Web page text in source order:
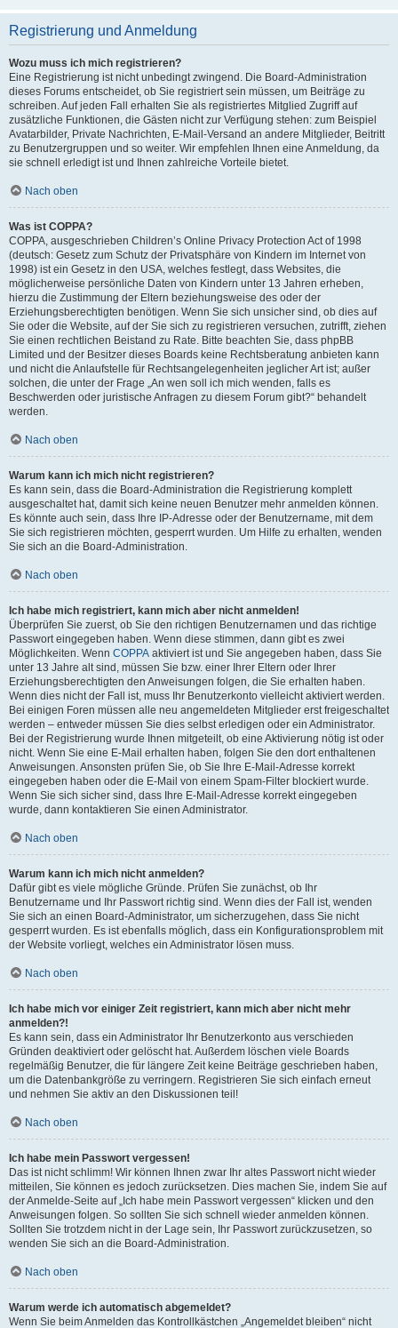
Registrierung und Anmeldung
Wozu muss ich mich registrieren?
Eine Registrierung ist nicht unbedingt zwingend. Die Board-Administration
dieses Forums entscheidet, ob Sie registriert sein müssen, um Beiträge zu
schreiben. Auf jeden Fall erhalten Sie als registriertes Mitglied Zugriff auf
zusätzliche Funktionen, die Gästen nicht zur Verfügung stehen: zum Beispiel
Avatarbilder, Private Nachrichten, E-Mail-Versand an andere Mitglieder, Beitritt
zu Benutzergruppen und so weiter. Wir empfehlen Ihnen eine Anmeldung, da
sie schnell erledigt ist und Ihnen zahlreiche Vorteile bietet.
Nach oben
Was ist COPPA?
COPPA, ausgeschrieben Children’s Online Privacy Protection Act of 1998
(deutsch: Gesetz zum Schutz der Privatsphäre von Kindern im Internet von
1998) ist ein Gesetz in den USA, welches festlegt, dass Websites, die
möglicherweise persönliche Daten von Kindern unter 13 Jahren erheben,
hierzu die Zustimmung der Eltern beziehungsweise des oder der
Erziehungsberechtigten benötigen. Wenn Sie sich unsicher sind, ob dies auf
Sie oder die Website, auf der Sie sich zu registrieren versuchen, zutrifft, ziehen
Sie einen rechtlichen Beistand zu Rate. Bitte beachten Sie, dass phpBB
Limited und der Besitzer dieses Boards keine Rechtsberatung anbieten kann
und nicht die Anlaufstelle für Rechtsangelegenheiten jeglicher Art ist; außer
solchen, die unter der Frage „An wen soll ich mich wenden, falls es
Beschwerden oder juristische Anfragen zu diesem Forum gibt?“ behandelt
werden.
Nach oben
Warum kann ich mich nicht registrieren?
Es kann sein, dass die Board-Administration die Registrierung komplett
ausgeschaltet hat, damit sich keine neuen Benutzer mehr anmelden können.
Es könnte auch sein, dass Ihre IP-Adresse oder der Benutzername, mit dem
Sie sich registrieren möchten, gesperrt wurden. Um Hilfe zu erhalten, wenden
Sie sich an die Board-Administration.
Nach oben
Ich habe mich registriert, kann mich aber nicht anmelden!
Überprüfen Sie zuerst, ob Sie den richtigen Benutzernamen und das richtige
Passwort eingegeben haben. Wenn diese stimmen, dann gibt es zwei
Möglichkeiten. Wenn COPPA aktiviert ist und Sie angegeben haben, dass Sie
unter 13 Jahre alt sind, müssen Sie bzw. einer Ihrer Eltern oder Ihrer
Erziehungsberechtigten den Anweisungen folgen, die Sie erhalten haben.
Wenn dies nicht der Fall ist, muss Ihr Benutzerkonto vielleicht aktiviert werden.
Bei einigen Foren müssen alle neu angemeldeten Mitglieder erst freigeschaltet
werden – entweder müssen Sie dies selbst erledigen oder ein Administrator.
Bei der Registrierung wurde Ihnen mitgeteilt, ob eine Aktivierung nötig ist oder
nicht. Wenn Sie eine E-Mail erhalten haben, folgen Sie den dort enthaltenen
Anweisungen. Ansonsten prüfen Sie, ob Sie Ihre E-Mail-Adresse korrekt
eingegeben haben oder die E-Mail von einem Spam-Filter blockiert wurde.
Wenn Sie sich sicher sind, dass Ihre E-Mail-Adresse korrekt eingegeben
wurde, dann kontaktieren Sie einen Administrator.
Nach oben
Warum kann ich mich nicht anmelden?
Dafür gibt es viele mögliche Gründe. Prüfen Sie zunächst, ob Ihr
Benutzername und Ihr Passwort richtig sind. Wenn dies der Fall ist, wenden
Sie sich an einen Board-Administrator, um sicherzugehen, dass Sie nicht
gesperrt wurden. Es ist ebenfalls möglich, dass ein Konfigurationsproblem mit
der Website vorliegt, welches ein Administrator lösen muss.
Nach oben
Ich habe mich vor einiger Zeit registriert, kann mich aber nicht mehr
anmelden?!
Es kann sein, dass ein Administrator Ihr Benutzerkonto aus verschieden
Gründen deaktiviert oder gelöscht hat. Außerdem löschen viele Boards
regelmäßig Benutzer, die für längere Zeit keine Beiträge geschrieben haben,
um die Datenbankgröße zu verringern. Registrieren Sie sich einfach erneut
und nehmen Sie aktiv an den Diskussionen teil!
Nach oben
Ich habe mein Passwort vergessen!
Das ist nicht schlimm! Wir können Ihnen zwar Ihr altes Passwort nicht wieder
mitteilen, Sie können es jedoch zurücksetzen. Dies machen Sie, indem Sie auf
der Anmelde-Seite auf „Ich habe mein Passwort vergessen“ klicken und den
Anweisungen folgen. So sollten Sie sich schnell wieder anmelden können.
Sollten Sie trotzdem nicht in der Lage sein, Ihr Passwort zurückzusetzen, so
wenden Sie sich an die Board-Administration.
Nach oben
Warum werde ich automatisch abgemeldet?
Wenn Sie beim Anmelden das Kontrollkästchen „Angemeldet bleiben“ nicht